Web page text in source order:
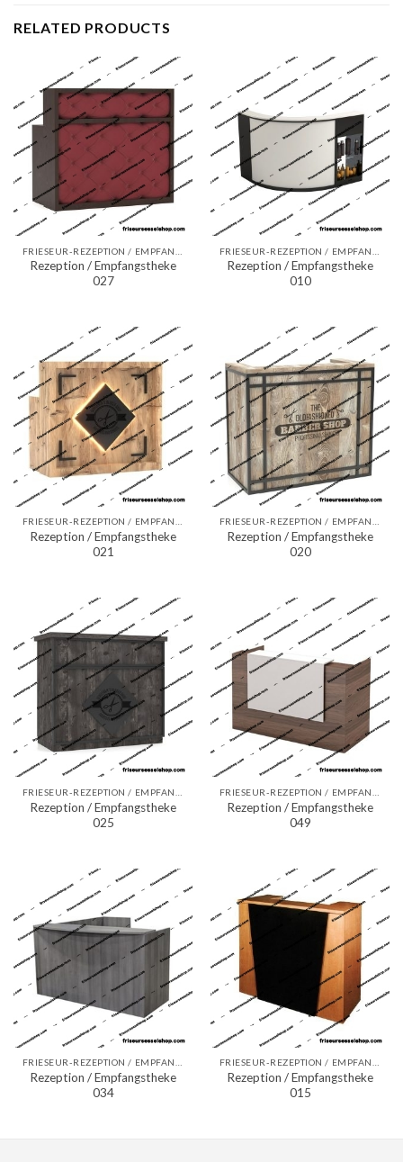
RELATED PRODUCTS
Rezeption / Empfangstheke
027
Rezeption / Empfangstheke
010
Rezeption / Empfangstheke
021
Rezeption / Empfangstheke
020
Rezeption / Empfangstheke
025
Rezeption / Empfangstheke
049
FRIESEUR-REZEPTION / EMPFANGSTHEKEN
Rezeption / Empfangstheke
034
FRIESEUR-REZEPTION / EMPFANGSTHEKEN
Rezeption / Empfangstheke
015